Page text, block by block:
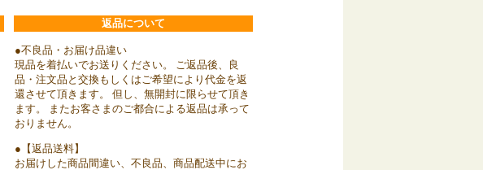
返品について
●不良品・お届け品違い
現品を着払いでお送りください。 ご返品後、良
品・注文品と交換もしくはご希望により代金を返
還させて頂きます。 但し、無開封に限らせて頂き
ます。 またお客さまのご都合による返品は承って
おりません。
●【返品送料】
お届けした商品間違い、不良品、商品配送中にお